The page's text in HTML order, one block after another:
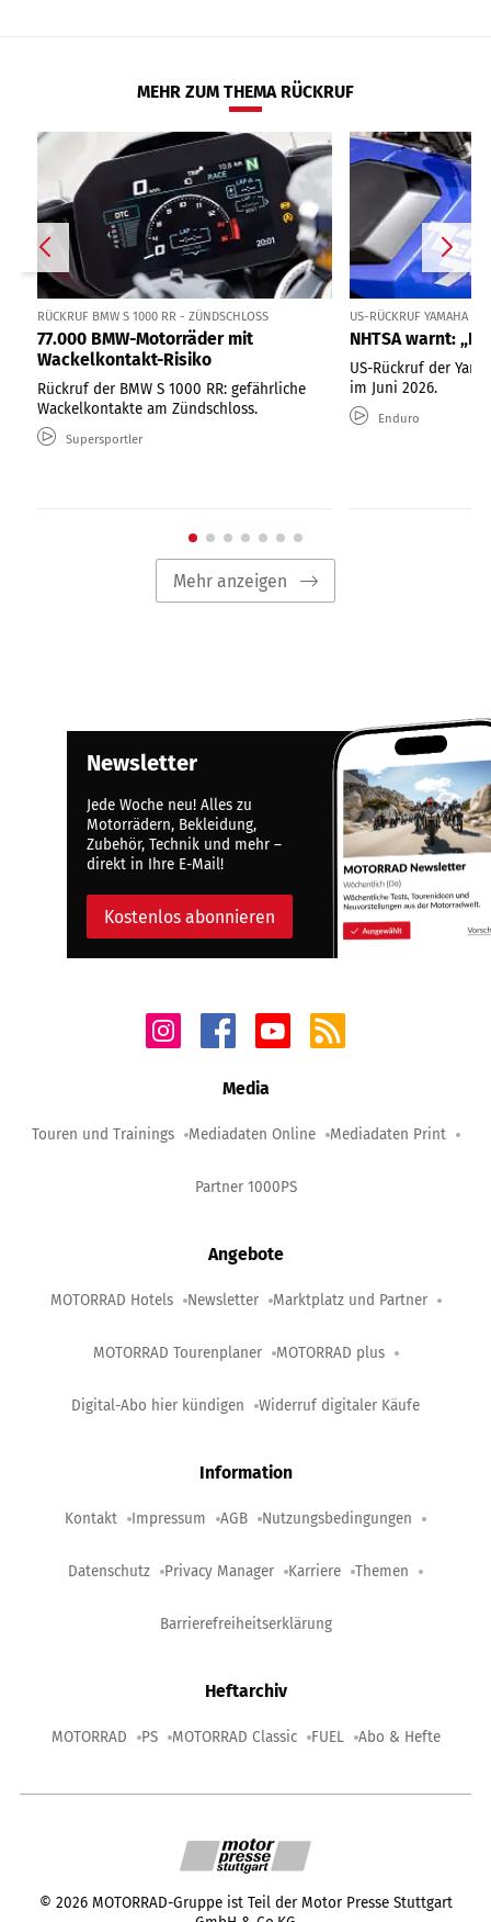
MEHR ZUM THEMA RÜCKRUF
RÜCKRUF BMW S 1000 RR - ZÜNDSCHLOSS
77.000 BMW-Motorräder mit
Wackelkontakt-Risiko
Rückruf der BMW S 1000 RR: gefährliche
Wackelkontakte am Zündschloss.
Supersportler
US-RÜCKRUF YAMAHA
NHTSA warnt:
US-Rückruf der
im Juni 2026.
Enduro
Mehr anzeigen
Newsletter
Jede Woche neu! Alles zu
Motorrädern, Bekleidung,
Zubehör, Technik und mehr –
direkt in Ihre E-Mail!
Kostenlos abonnieren
Media
Touren und Trainings Mediadaten Online Mediadaten Print
Partner 1000PS
Angebote
MOTORRAD Hotels Newsletter Marktplatz und Partner
MOTORRAD Tourenplaner MOTORRAD plus
Digital-Abo hier kündigen Widerruf digitaler Käufe
Information
Kontakt Impressum AGB Nutzungsbedingungen
Datenschutz Privacy Manager Karriere Themen
Barrierefreiheitserklärung
Heftarchiv
MOTORRAD PS MOTORRAD Classic FUEL Abo & Hefte
© 2026 MOTORRAD-Gruppe ist Teil der Motor Presse Stuttgart